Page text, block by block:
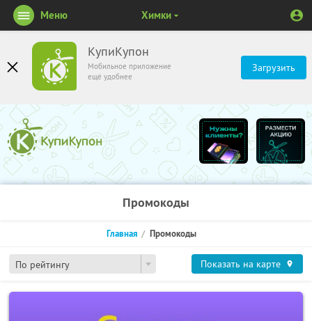
КупиКупон
Мобильное приложение
ещё удобнее
Загрузить
Меню Химки
Промокоды
По рейтингу
Главная Промокоды
Показать на карте